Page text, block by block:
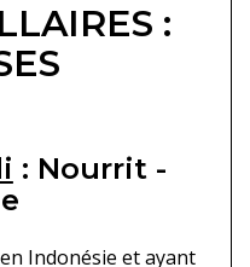
:
: Nourrit -
Indonésie et ayant